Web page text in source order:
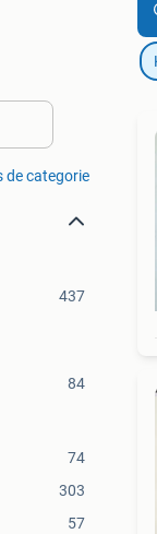
de categorie
437
84
74
303
57